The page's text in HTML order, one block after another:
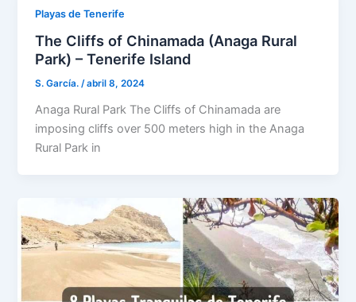
Playas de Tenerife
The Cliffs of Chinamada (Anaga Rural
Park) – Tenerife Island
S. García./abril 8, 2024
Anaga Rural Park The Cliffs of Chinamada are
imposing cliffs over 500 meters high in the Anaga
Rural Park in